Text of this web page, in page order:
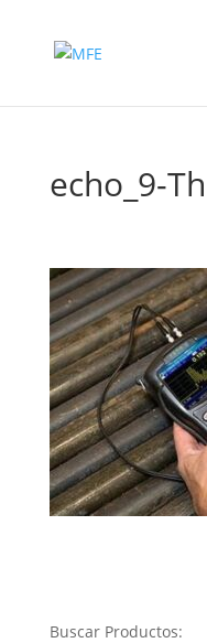
echo_9-
Buscar Productos: